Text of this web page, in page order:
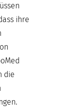
ihre
die